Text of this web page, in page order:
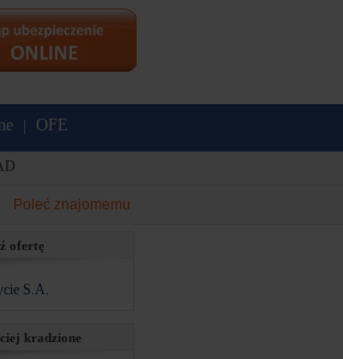
OFE
Poleć znajomemu
ofertę
S.A.
kradzione